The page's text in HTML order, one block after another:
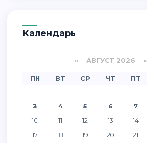
Календарь
«АВГУСТ 2026 »
ПН ВТ СР ЧТ ПТ
3
4 5 6 7
10
11 12 13 14
17
18 19 20 21